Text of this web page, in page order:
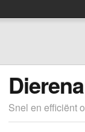
Snel en efficiënt